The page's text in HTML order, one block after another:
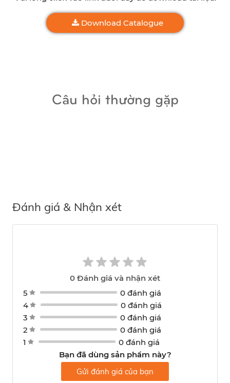
Download Catalogue
Câu hỏi thường gặp
Đánh giá & Nhận xét
0 Đánh giá và nhận xét
5
0 đánh giá
4
0 đánh giá
3
0 đánh giá
2
0 đánh giá
1
0 đánh giá
Bạn đã dùng sản phẩm này?
Gửi đánh giá của bạn